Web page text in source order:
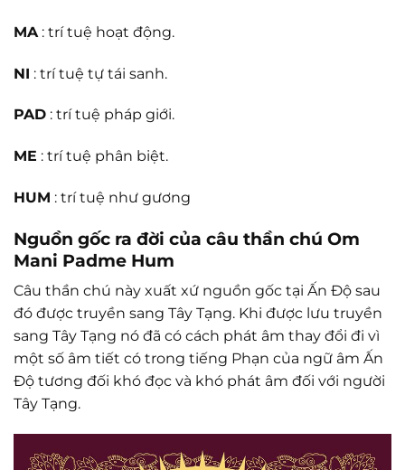
MA : trí tuệ hoạt động.
NI : trí tuệ tự tái sanh.
PAD : trí tuệ pháp giới.
ME : trí tuệ phân biệt.
HUM : trí tuệ như gương
Nguồn gốc ra đời của câu thần chú Om
Mani Padme Hum
Câu thần chú này xuất xứ nguồn gốc tại Ấn Độ sau
đó được truyền sang Tây Tạng. Khi được lưu truyền
sang Tây Tạng nó đã có cách phát âm thay đổi đi vì
một số âm tiết có trong tiếng Phạn của ngữ âm Ấn
Độ tương đối khó đọc và khó phát âm đối với người
Tây Tạng.